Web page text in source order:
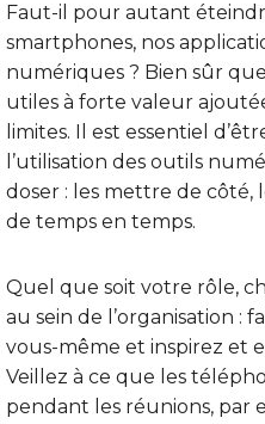
Faut-il pour autant
smartphones, nos
numériques ? Bien sûr
utiles à forte valeur
limites. Il est essentiel
l’utilisation des outils
doser : les mettre de
de temps en temps.
Quel que soit votre rôle,
au sein de l’organisation :
vous-même et inspirez et
Veillez à ce que les
pendant les réunions, par